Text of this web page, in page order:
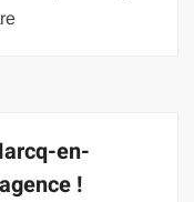
en-
!